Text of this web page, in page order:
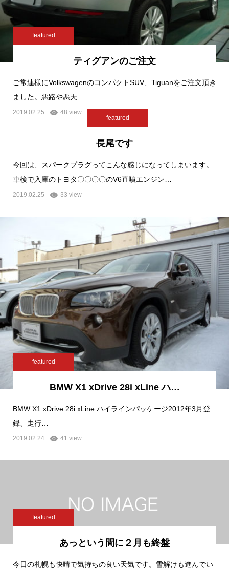
featured
ティグアンのご注文
ご常連様にVolkswagenのコンパクトSUV、Tiguanをご注文頂き
ました。悪路や悪天…
2019.02.25 48 view
featured
長尾です
今回は、スパークプラグってこんな感じになってしまいます。
車検で入庫のトヨタ〇〇〇〇のV6直噴エンジン…
2019.02.25 33 view
featured
BMW X1 xDrive 28i xLine ハ…
BMW X1 xDrive 28i xLine ハイラインパッケージ2012年3月登
録、走行…
2019.02.24 41 view
featured
あっという間に２月も終盤
今日の札幌も快晴で気持ちの良い天気です。雪解けも進んでい